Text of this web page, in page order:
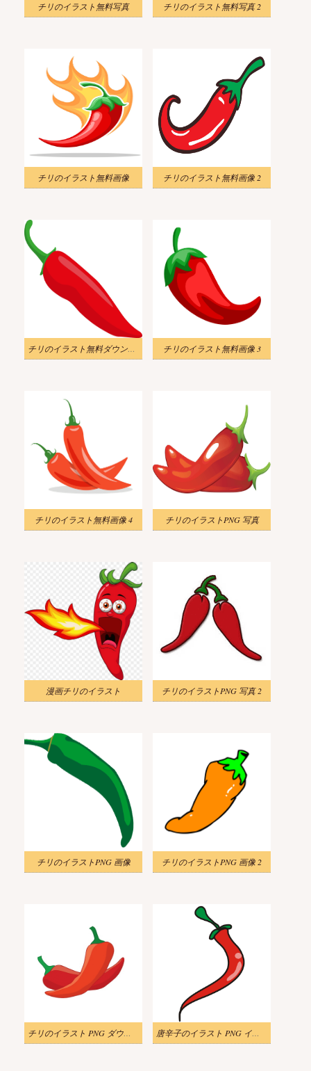
チリのイラスト無料写真 チリのイラスト無料写真 2
チリのイラスト無料画像 チリのイラスト無料画像 2
チリのイラスト無料ダウンロード チリのイラスト無料画像 3
チリのイラスト無料画像 4 チリのイラストPNG 写真
漫画チリのイラスト チリのイラストPNG 写真 2
チリのイラストPNG 画像 チリのイラストPNG 画像 2
チリのイラスト PNG ダウンロード 唐辛子のイラスト PNG イメージ